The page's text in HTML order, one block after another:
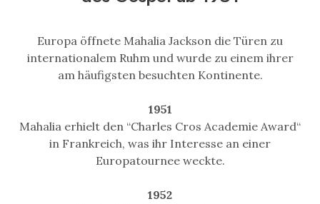
Europa öffnete Mahalia Jackson die Türen zu
internationalem Ruhm und wurde zu einem ihrer
am häufigsten besuchten Kontinente.
1951
Mahalia erhielt den “Charles Cros Academie Award“
in Frankreich, was ihr Interesse an einer
Europatournee weckte.
1952